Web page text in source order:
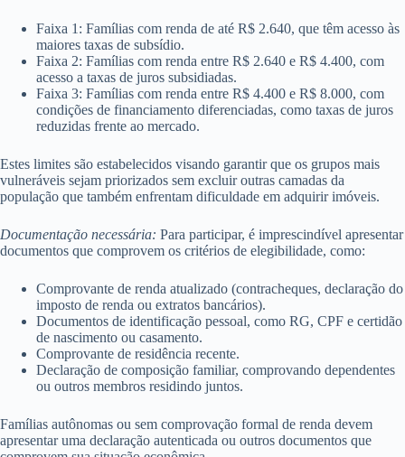
Faixa 1: Famílias com renda de até R$ 2.640, que têm acesso às
maiores taxas de subsídio.
Faixa 2: Famílias com renda entre R$ 2.640 e R$ 4.400, com
acesso a taxas de juros subsidiadas.
Faixa 3: Famílias com renda entre R$ 4.400 e R$ 8.000, com
condições de financiamento diferenciadas, como taxas de juros
reduzidas frente ao mercado.
Estes limites são estabelecidos visando garantir que os grupos mais
vulneráveis sejam priorizados sem excluir outras camadas da
população que também enfrentam dificuldade em adquirir imóveis.
Documentação necessária: Para participar, é imprescindível apresentar
documentos que comprovem os critérios de elegibilidade, como:
Comprovante de renda atualizado (contracheques, declaração do
imposto de renda ou extratos bancários).
Documentos de identificação pessoal, como RG, CPF e certidão
de nascimento ou casamento.
Comprovante de residência recente.
Declaração de composição familiar, comprovando dependentes
ou outros membros residindo juntos.
Famílias autônomas ou sem comprovação formal de renda devem
apresentar uma declaração autenticada ou outros documentos que